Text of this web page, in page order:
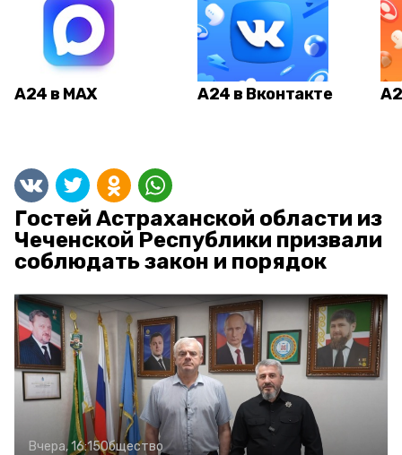
А24 в MAX А24 в Вконтакте
Гостей Астраханской области из
Чеченской Республики призвали
соблюдать закон и порядок
Вчера, 16:15Общество